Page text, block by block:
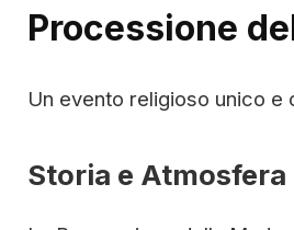
Processione
Un evento religioso unico e
Storia e Atmosfera